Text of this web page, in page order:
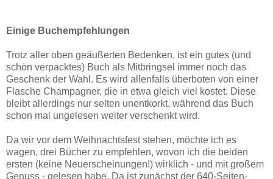
Einige Buchempfehlungen
Trotz aller oben geäußerten Bedenken, ist ein gutes (und
schön verpacktes) Buch als Mitbringsel immer noch das
Geschenk der Wahl. Es wird allenfalls überboten von einer
Flasche Champagner, die in etwa gleich viel kostet. Diese
bleibt allerdings nur selten unentkorkt, während das Buch
schon mal ungelesen weiter verschenkt wird.
Da wir vor dem Weihnachtsfest stehen, möchte ich es
wagen, drei Bücher zu empfehlen, wovon ich die beiden
ersten (keine Neuerscheinungen!) wirklich - und mit großem
Genuss - gelesen habe. Da ist zunächst der 640-Seiten-